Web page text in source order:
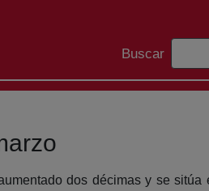
Barra de
Buscar
dos décimas y se sitúa